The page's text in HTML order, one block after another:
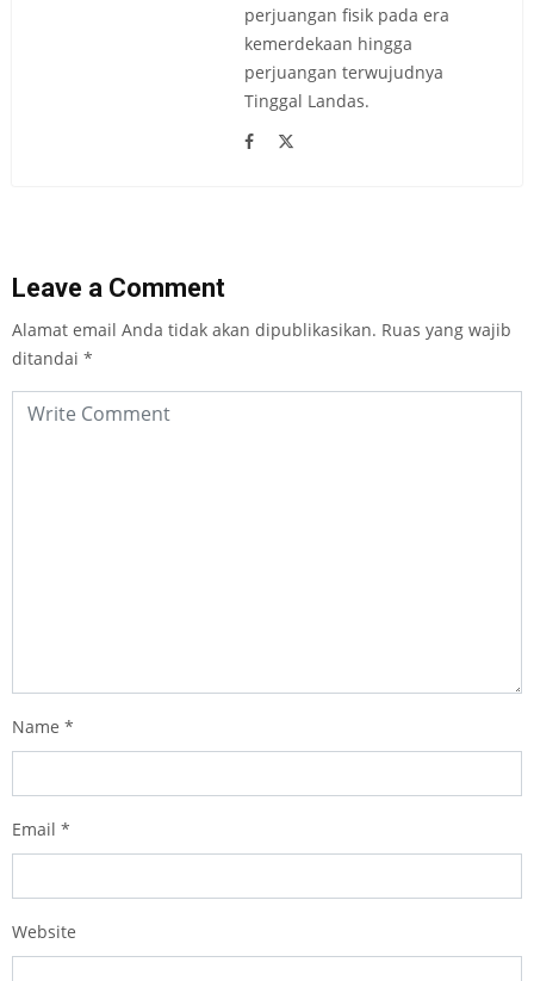
perjuangan fisik pada era
kemerdekaan hingga
perjuangan terwujudnya
Tinggal Landas.
Leave a Comment
Alamat email Anda tidak akan dipublikasikan. Ruas yang wajib
ditandai *
Name *
Email *
Website